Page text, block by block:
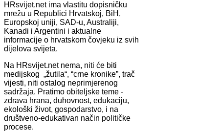
HRsvijet.net ima vlastitu dopisničku
mrežu u Republici Hrvatskoj, BiH,
Europskoj uniji, SAD-u, Australiji,
Kanadi i Argentini i aktualne
informacije o hrvatskom čovjeku iz svih
dijelova svijeta.
Na HRsvijet.net nema, niti će biti
medijskog „žutila“, “crne kronike”, trač
vijesti, niti ostalog neprimjerenog
sadržaja. Pratimo obiteljske teme -
zdrava hrana, duhovnost, edukaciju,
ekološki život, gospodarstvo, i na
društveno-edukativan način političke
procese.